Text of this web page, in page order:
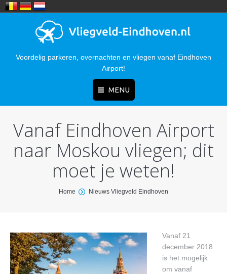
Voordelig parkeren, overnachten en vliegen vanaf Eindhoven
Airport!
MENU
Home
Nieuws
Vanaf Eindhoven Airport
naar Moskou vliegen; dit
moet je weten!
Home Nieuws Vliegveld Eindhoven
Vanaf 21
december 2018
is het mogelijk
om vanaf